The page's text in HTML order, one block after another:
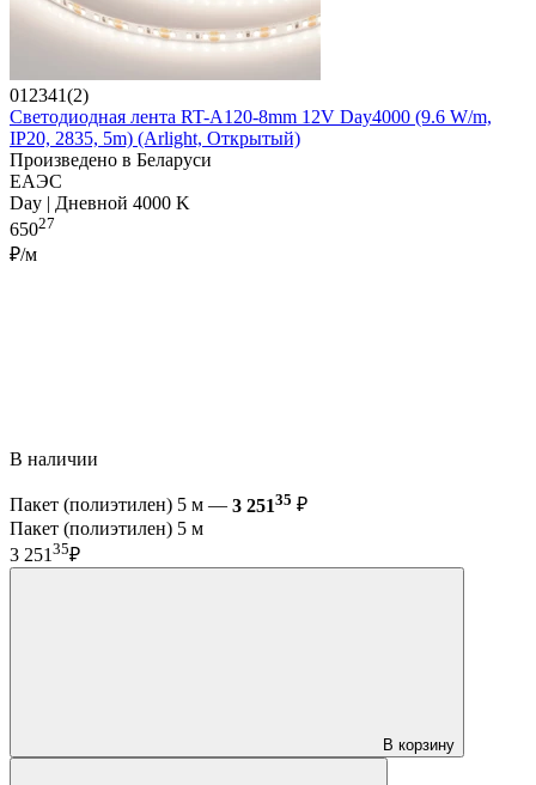
012341(2)
Светодиодная лента RT-A120-8mm 12V Day4000 (9.6 W/m,
IP20, 2835, 5m) (Arlight, Открытый)
Произведено в Беларуси
ЕАЭС
Day | Дневной 4000 K
65027
₽/м
В наличии
Пакет (полиэтилен) 5 м — 3 25135 ₽
Пакет (полиэтилен) 5 м
3 251 35₽
В корзину